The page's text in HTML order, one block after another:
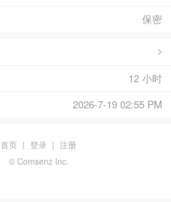
保密
12 小时
2026-7-19 02:55 PM
首页 | 登录 | 注册
© Comsenz Inc.